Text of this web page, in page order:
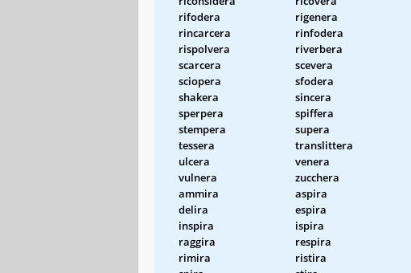
rifodera
rigenera
rincarcera
rinfodera
rispolvera
riverbera
scarcera
scevera
sciopera
sfodera
shakera
sincera
sperpera
spiffera
stempera
supera
tessera
translittera
ulcera
venera
vulnera
zucchera
ammira
aspira
delira
espira
inspira
ispira
raggira
respira
rimira
ristira